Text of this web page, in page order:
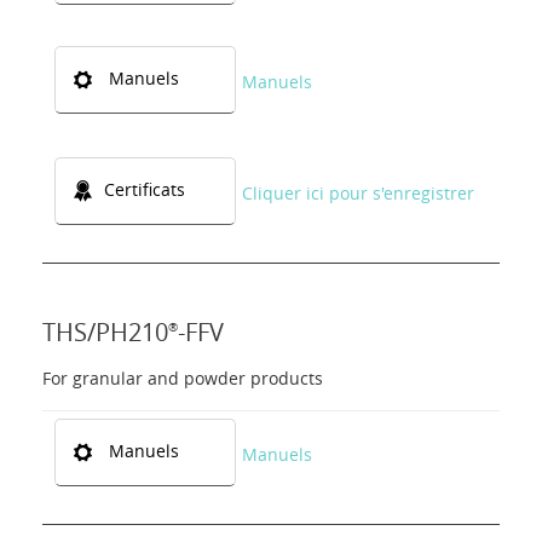
Manuels Manuels
Certificats Cliquer ici pour s'enregistrer
THS/PH210®-FFV
For granular and powder products
Manuels Manuels